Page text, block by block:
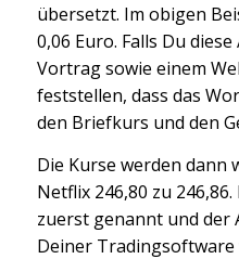
übersetzt. Im obigen
0,06 Euro. Falls Du
Vortrag sowie einem
feststellen, dass das
den Briefkurs und den
Die Kurse werden dann
Netflix 246,80 zu
zuerst genannt und der
Deiner Tradingsoftware